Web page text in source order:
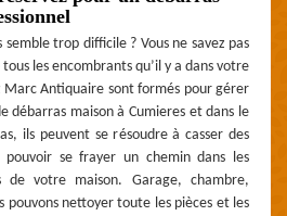
trop difficile ? Vous ne savez pas
les encombrants qu’il y a dans votre
Marc Antiquaire sont formés pour gérer
débarras maison à Cumieres et dans le
ils peuvent se résoudre à casser des
pouvoir se frayer un chemin dans les
de votre maison. Garage, chambre,
pouvons nettoyer toute les pièces et les